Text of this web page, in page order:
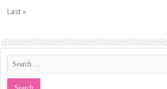
Last »